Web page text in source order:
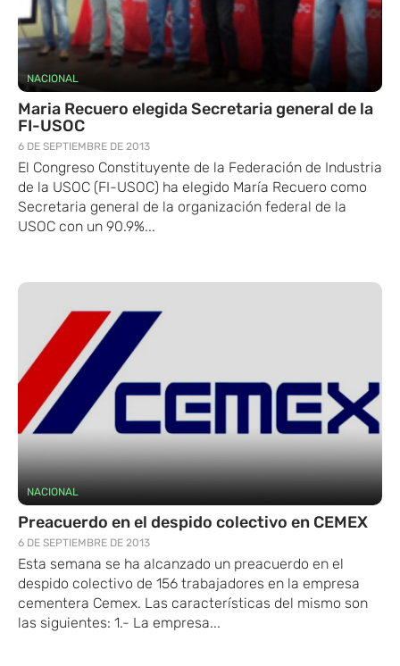
NACIONAL
Maria Recuero elegida Secretaria general de la
FI-USOC
6 DE SEPTIEMBRE DE 2013
El Congreso Constituyente de la Federación de Industria
de la USOC (FI-USOC) ha elegido María Recuero como
Secretaria general de la organización federal de la
USOC con un 90.9%...
NACIONAL
Preacuerdo en el despido colectivo en CEMEX
6 DE SEPTIEMBRE DE 2013
Esta semana se ha alcanzado un preacuerdo en el
despido colectivo de 156 trabajadores en la empresa
cementera Cemex. Las características del mismo son
las siguientes: 1.- La empresa...